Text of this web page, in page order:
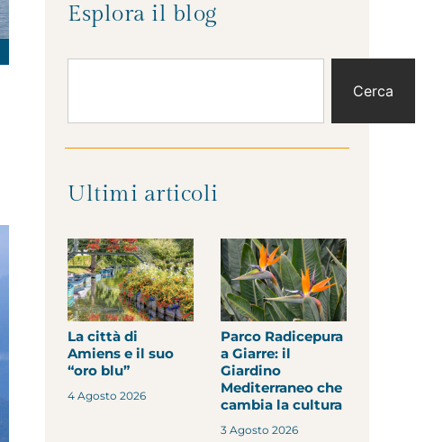
Esplora il blog
Cerca
Ultimi articoli
La città di
Amiens e il suo
“oro blu”
4 Agosto 2026
Parco Radicepura
a Giarre: il
Giardino
Mediterraneo che
cambia la cultura
3 Agosto 2026